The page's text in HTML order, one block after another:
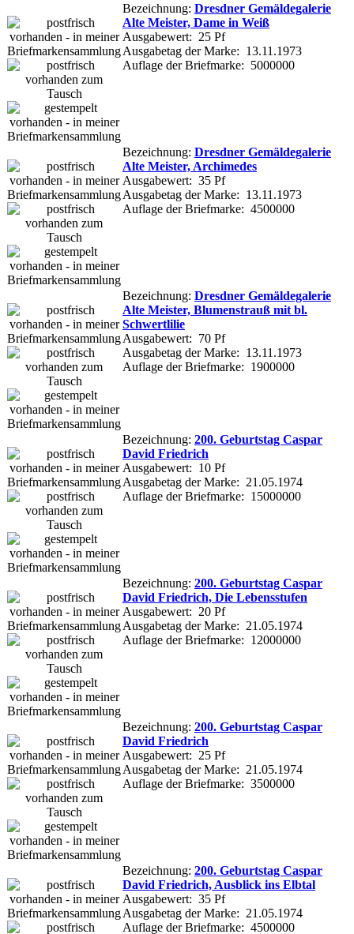
Bezeichnung: Dresdner Gemäldegalerie
Alte Meister, Dame in Weiß
Ausgabewert: 25 Pf
Ausgabetag der Marke: 13.11.1973
Auflage der Briefmarke: 5000000
Bezeichnung: Dresdner Gemäldegalerie
Alte Meister, Archimedes
Ausgabewert: 35 Pf
Ausgabetag der Marke: 13.11.1973
Auflage der Briefmarke: 4500000
Bezeichnung: Dresdner Gemäldegalerie
Alte Meister, Blumenstrauß mit bl.
Schwertlilie
Ausgabewert: 70 Pf
Ausgabetag der Marke: 13.11.1973
Auflage der Briefmarke: 1900000
Bezeichnung: 200. Geburtstag Caspar
David Friedrich
Ausgabewert: 10 Pf
Ausgabetag der Marke: 21.05.1974
Auflage der Briefmarke: 15000000
Bezeichnung: 200. Geburtstag Caspar
David Friedrich, Die Lebensstufen
Ausgabewert: 20 Pf
Ausgabetag der Marke: 21.05.1974
Auflage der Briefmarke: 12000000
Bezeichnung: 200. Geburtstag Caspar
David Friedrich
Ausgabewert: 25 Pf
Ausgabetag der Marke: 21.05.1974
Auflage der Briefmarke: 3500000
Bezeichnung: 200. Geburtstag Caspar
David Friedrich, Ausblick ins Elbtal
Ausgabewert: 35 Pf
Ausgabetag der Marke: 21.05.1974
Auflage der Briefmarke: 4500000